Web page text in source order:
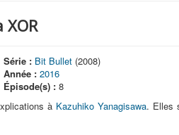
Série : Bit Bullet (2008)
Année : 2016
Épisode(s) : 8
à Kazuhiko Yanagisawa. Elles